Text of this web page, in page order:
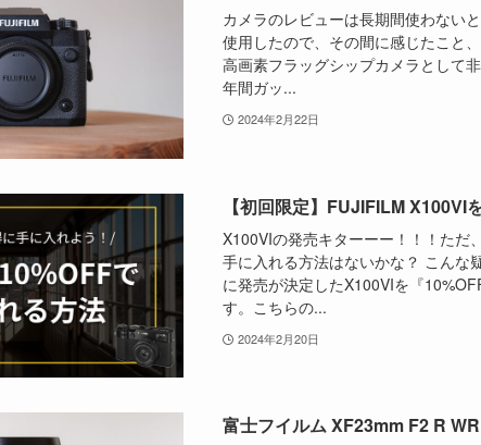
カメラのレビューは長期間使わない
使用したので、その間に感じたこと
高画素フラッグシップカメラとして
年間ガッ...
2024年2月22日
【初回限定】FUJIFILM
X100VIの発売キターーー！！！ただ
手に入れる方法はないかな？ こんな
に発売が決定したX100VIを『
す。こちらの...
2024年2月20日
富士フイルム XF23mm F2 R